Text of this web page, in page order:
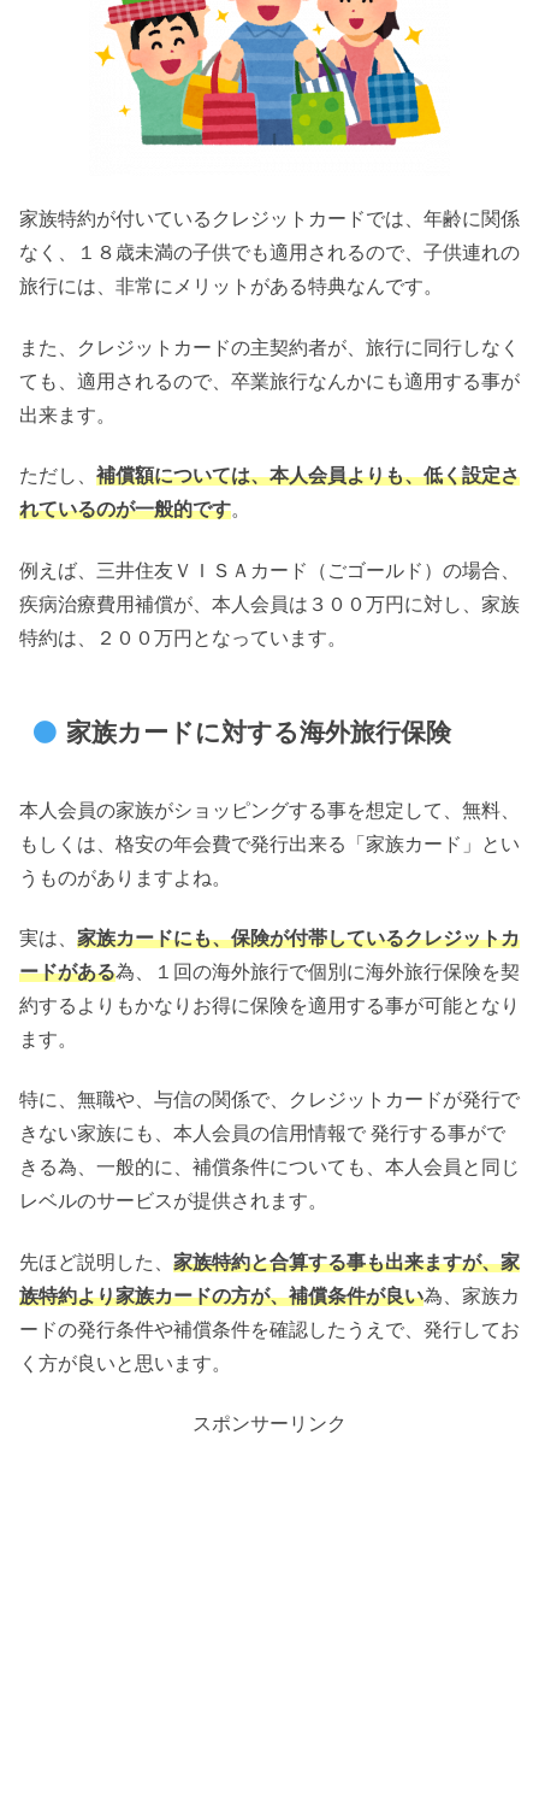
家族特約が付いているクレジットカードでは、年齢に関係
なく、１８歳未満の子供でも適用されるので、子供連れの
旅行には、非常にメリットがある特典なんです。
また、クレジットカードの主契約者が、旅行に同行しなく
ても、適用されるので、卒業旅行なんかにも適用する事が
出来ます。
ただし、 補償額については、本人会員よりも、低く設定さ
れているのが一般的です。
例えば、三井住友ＶＩＳＡカード（ごゴールド）の場合、
疾病治療費用補償が、本人会員は３００万円に対し、家族
特約は、２００万円となっています。
家族カードに対する海外旅行保険
本人会員の家族がショッピングする事を想定して、無料、
もしくは、格安の年会費で発行出来る「家族カード」とい
うものがありますよね。
実は、 家族カードにも、保険が付帯しているクレジットカ
ードがある為、１回の海外旅行で個別に海外旅行保険を契
約するよりもかなりお得に保険を適用する事が可能となり
ます。
特に、無職や、与信の関係で、クレジットカードが発行で
きない家族にも、本人会員の信用情報で 発行する事がで
きる為、一般的に、補償条件についても、本人会員と同じ
レベルのサービスが提供されます。
先ほど説明した、 家族特約と合算する事も出来ますが、家
族特約より家族カードの方が、補償条件が良い為、家族カ
ードの発行条件や補償条件を確認したうえで、発行してお
く方が良いと思います。
スポンサーリンク